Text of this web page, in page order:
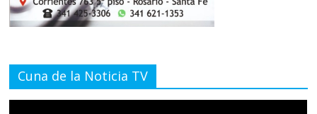
Cuna de la Noticia TV